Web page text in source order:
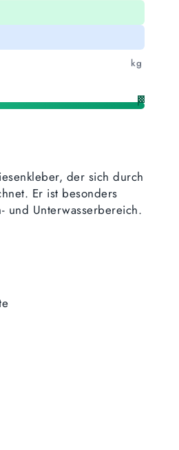
kg
🏁
der sich durch
Er ist besonders
und Unterwasserbereich.